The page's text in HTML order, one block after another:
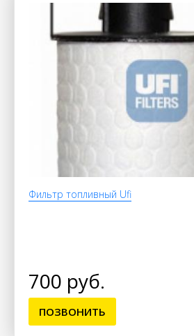
Фильтр топливный Ufi
700 руб.
ПОЗВОНИТЬ